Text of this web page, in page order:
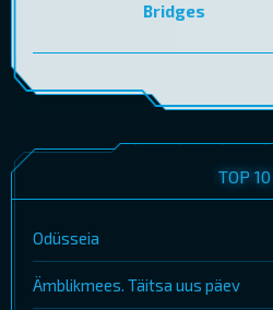
Bridges
TOP 10
Odüsseia
Ämblikmees. Täitsa uus päev